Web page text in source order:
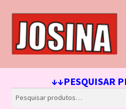
Pular
para
navegação
Pular
para
conteúdo
Início
Carrinho
↓↓PESQUISAR